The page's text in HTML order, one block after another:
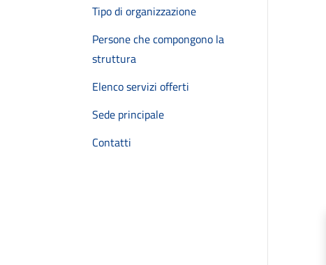
Tipo di organizzazione
Persone che compongono la
struttura
Elenco servizi offerti
Sede principale
Contatti